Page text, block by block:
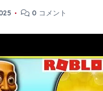
0 コメント